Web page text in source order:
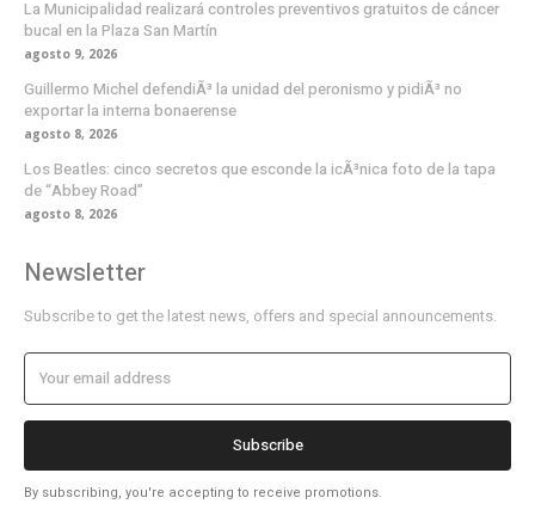
La Municipalidad realizará controles preventivos gratuitos de cáncer
bucal en la Plaza San Martín
agosto 9, 2026
Guillermo Michel defendiÃ³ la unidad del peronismo y pidiÃ³ no
exportar la interna bonaerense
agosto 8, 2026
Los Beatles: cinco secretos que esconde la icÃ³nica foto de la tapa
de “Abbey Road”
agosto 8, 2026
Newsletter
Subscribe to get the latest news, offers and special announcements.
Subscribe
By subscribing, you're accepting to receive promotions.